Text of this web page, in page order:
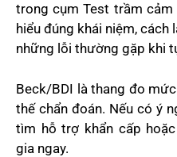
trong cụm Test trầm cảm
hiểu đúng khái niệm, cách
những lỗi thường gặp khi
Beck/BDI là thang đo
thế chẩn đoán. Nếu có ý
tìm hỗ trợ khẩn cấp
gia ngay.